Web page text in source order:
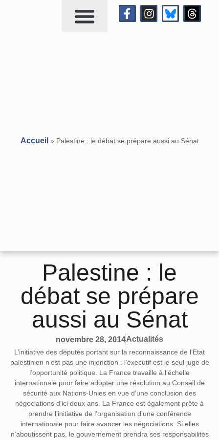
Accueil » Palestine : le débat se prépare aussi au Sénat
Palestine : le
débat se prépare
aussi au Sénat
novembre 28, 2014Actualités
L’initiative des députés portant sur la reconnaissance de l’Etat
palestinien n’est pas une injonction : l’éxecutif est le seul juge de
l’opportunité politique. La France travaille à l’échelle
internationale pour faire adopter une résolution au Conseil de
sécurité aux Nations-Unies en vue d’une conclusion des
négociations d’ici deux ans. La France est également prête à
prendre l’initiative de l’organisation d’une conférence
internationale pour faire avancer les négociations. Si elles
n’aboutissent pas, le gouvernement prendra ses responsabilités